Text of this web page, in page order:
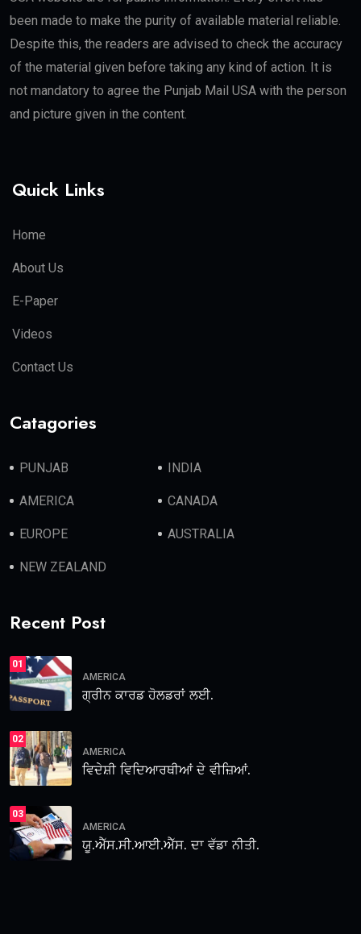
been made to make the purity of available material reliable.
Despite this, the readers are advised to check the accuracy
of the material given before taking any kind of action. It is
not mandatory to agree the Punjab Mail USA with the person
and picture given in the content.
Quick Links
Home
About Us
E-Paper
Videos
Contact Us
Catagories
PUNJAB INDIA
AMERICA CANADA
EUROPE AUSTRALIA
NEW ZEALAND
Recent Post
01
AMERICA
ਗ੍ਰੀਨ ਕਾਰਡ ਹੋਲਡਰਾਂ ਲਈ.
02
AMERICA
ਵਿਦੇਸ਼ੀ ਵਿਦਿਆਰਥੀਆਂ ਦੇ ਵੀਜ਼ਿਆਂ.
03
AMERICA
ਯੂ.ਐੱਸ.ਸੀ.ਆਈ.ਐੱਸ. ਦਾ ਵੱਡਾ ਨੀਤੀ.